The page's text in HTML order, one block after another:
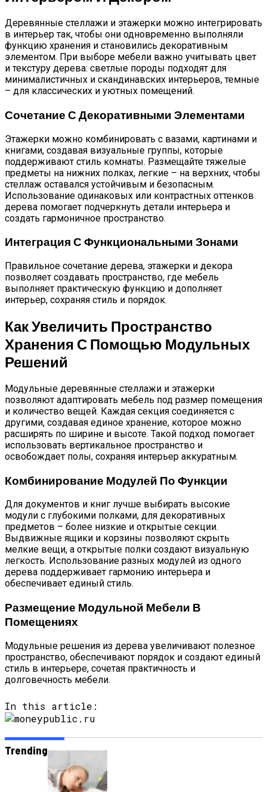
Деревянные стеллажи и этажерки можно интегрировать
в интерьер так, чтобы они одновременно выполняли
функцию хранения и становились декоративным
элементом. При выборе мебели важно учитывать цвет
и текстуру дерева: светлые породы подходят для
минималистичных и скандинавских интерьеров, темные
– для классических и уютных помещений.
Сочетание С Декоративными Элементами
Этажерки можно комбинировать с вазами, картинами и
книгами, создавая визуальные группы, которые
поддерживают стиль комнаты. Размещайте тяжелые
предметы на нижних полках, легкие – на верхних, чтобы
стеллаж оставался устойчивым и безопасным.
Использование одинаковых или контрастных оттенков
дерева помогает подчеркнуть детали интерьера и
создать гармоничное пространство.
Интеграция С Функциональными Зонами
Правильное сочетание дерева, этажерки и декора
позволяет создавать пространство, где мебель
выполняет практическую функцию и дополняет
интерьер, сохраняя стиль и порядок.
Как Увеличить Пространство
Хранения С Помощью Модульных
Решений
Модульные деревянные стеллажи и этажерки
позволяют адаптировать мебель под размер помещения
и количество вещей. Каждая секция соединяется с
другими, создавая единое хранение, которое можно
расширять по ширине и высоте. Такой подход помогает
использовать вертикальное пространство и
освобождает полы, сохраняя интерьер аккуратным.
Комбинирование Модулей По Функции
Для документов и книг лучше выбирать высокие
модули с глубокими полками, для декоративных
предметов – более низкие и открытые секции.
Выдвижные ящики и корзины позволяют скрыть
мелкие вещи, а открытые полки создают визуальную
легкость. Использование разных модулей из одного
дерева поддерживает гармонию интерьера и
обеспечивает единый стиль.
Размещение Модульной Мебели В
Помещениях
Модульные решения из дерева увеличивают полезное
пространство, обеспечивают порядок и создают единый
стиль в интерьере, сочетая практичность и
долговечность мебели.
In this article:
Trending